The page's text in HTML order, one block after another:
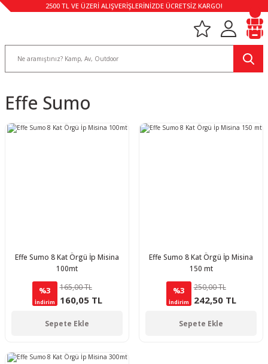
2500 TL VE ÜZERİ ALIŞVERİŞLERİNİZDE ÜCRETSİZ KARGO!
Effe Sumo
Effe Sumo 8 Kat Örgü İp Misina
100mt
%3
İndirim
165,00 TL
160,05 TL
Sepete Ekle
Effe Sumo 8 Kat Örgü İp Misina
150 mt
%3
İndirim
250,00 TL
242,50 TL
Sepete Ekle